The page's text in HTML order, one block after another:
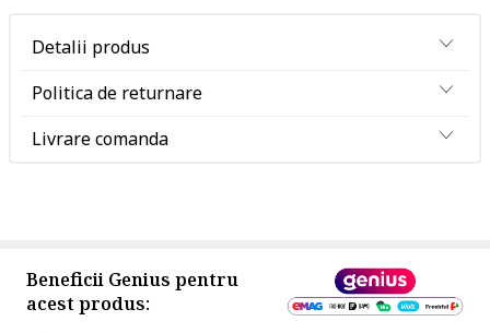
Detalii produs
Politica de returnare
Livrare comanda
Beneficii Genius pentru
acest produs: